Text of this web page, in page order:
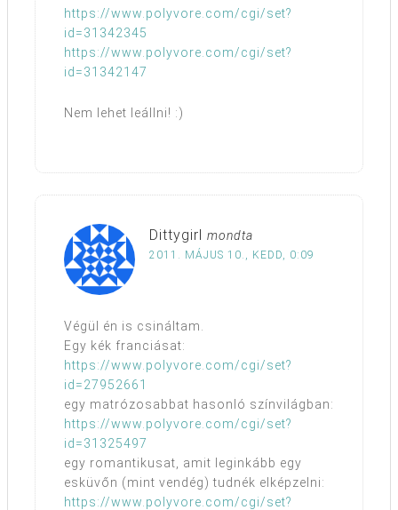
https://www.polyvore.com/cgi/set?
id=31342345
https://www.polyvore.com/cgi/set?
id=31342147
Nem lehet leállni! :)
Dittygirl mondta
2011. MÁJUS 10., KEDD, 0:09
Végül én is csináltam.
Egy kék franciásat:
https://www.polyvore.com/cgi/set?
id=27952661
egy matrózosabbat hasonló színvilágban:
https://www.polyvore.com/cgi/set?
id=31325497
egy romantikusat, amit leginkább egy
esküvőn (mint vendég) tudnék elképzelni:
https://www.polyvore.com/cgi/set?